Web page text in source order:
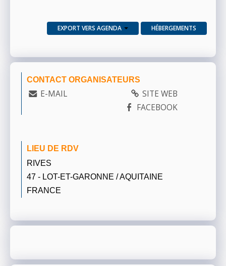
EXPORT VERS AGENDA HÉBERGEMENTS
CONTACT ORGANISATEURS
E-MAIL
SITE WEB
FACEBOOK
LIEU DE RDV
RIVES
47 - LOT-ET-GARONNE / AQUITAINE
FRANCE